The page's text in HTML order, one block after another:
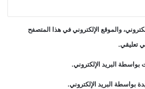
والموقع الإلكتروني في هذا المتصفح
تعليقي.
بواسطة البريد الإلكتروني.
بواسطة البريد الإلكتروني.